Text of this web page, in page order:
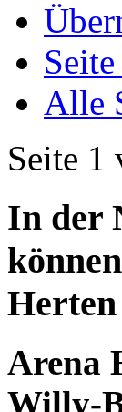
Alle
Seite 1
In der
Arena
Willy-